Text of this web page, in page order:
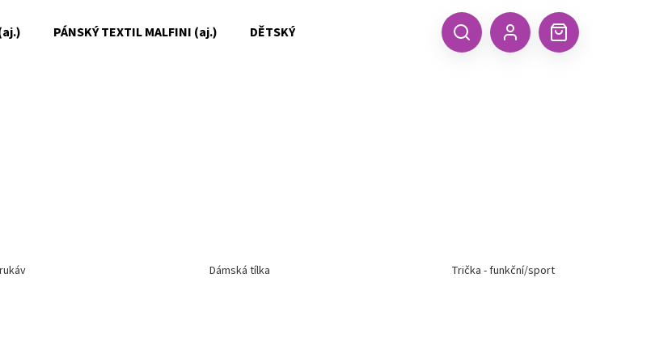
PÁNSKÝ TEXTIL MALFINI (aj.) DĚTSKÝ TEXTIL MALFINI (aj.) ČEPICE, KŠILTOVKY, ŠÁTKY A
Hledat Nákupní
Dámská tílka Trička - funkční/sport
najít?